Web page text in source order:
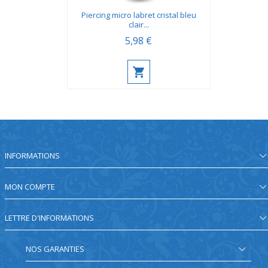
Piercing micro labret cristal bleu
clair...
5,98 €
INFORMATIONS
MON COMPTE
LETTRE D'INFORMATIONS
NOS GARANTIES